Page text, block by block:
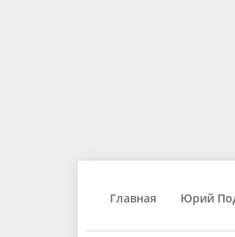
Главная Юрий